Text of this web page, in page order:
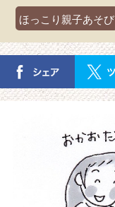
ほっこり親子あそび